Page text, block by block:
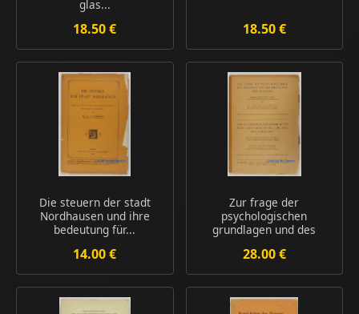
glas...
18.50 € 18.50 €
Die steuern der stadt
Nordhausen und ihre
bedeutung für...
14.00 €
Zur frage der
psychologischen
grundlagen und des
28.00 €